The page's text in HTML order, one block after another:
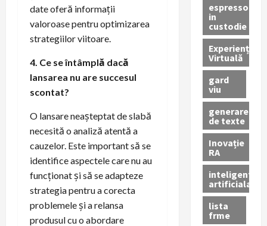
date oferă informații
valoroase pentru optimizarea
strategiilor viitoare.
4. Ce se întâmplă dacă
lansarea nu are succesul
scontat?
O lansare neașteptat de slabă
necesită o analiză atentă a
cauzelor. Este important să se
identifice aspectele care nu au
funcționat și să se adapteze
strategia pentru a corecta
problemele și a relansa
produsul cu o abordare
espressor
in
custodie
Experiență
Virtuală
gard
viu
generare
de texte
Inovație
RA
inteligenta
artificiala
lista
frme